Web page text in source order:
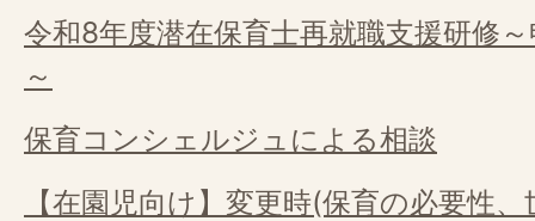
令和8年度潜在保育士再就職支援研修
～
保育コンシェルジュによる相談
【在園児向け】変更時(保育の必要性